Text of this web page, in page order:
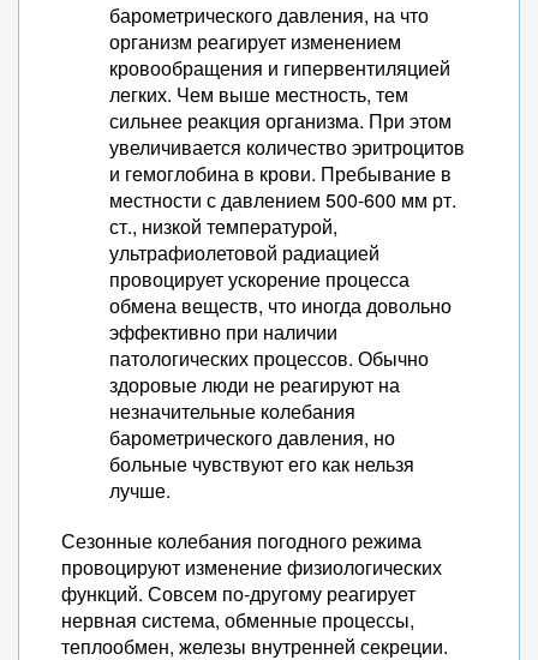
барометрического давления, на что
организм реагирует изменением
кровообращения и гипервентиляцией
легких. Чем выше местность, тем
сильнее реакция организма. При этом
увеличивается количество эритроцитов
и гемоглобина в крови. Пребывание в
местности с давлением 500-600 мм рт.
ст., низкой температурой,
ультрафиолетовой радиацией
провоцирует ускорение процесса
обмена веществ, что иногда довольно
эффективно при наличии
патологических процессов. Обычно
здоровые люди не реагируют на
незначительные колебания
барометрического давления, но
больные чувствуют его как нельзя
лучше.
Сезонные колебания погодного режима
провоцируют изменение физиологических
функций. Совсем по-другому реагирует
нервная система, обменные процессы,
теплообмен, железы внутренней секреции.